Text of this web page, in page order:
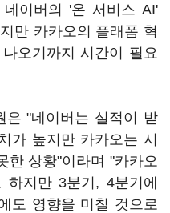
이버의 '온 서비스 AI'
만 카카오의 플래폼 혁
오기까지 시간이 필요
은 "네이버는 실적이 받
가 높지만 카카오는 시
한 상황"이라며 "카카오
지만 3분기, 4분기에
도 영향을 미칠 것으로